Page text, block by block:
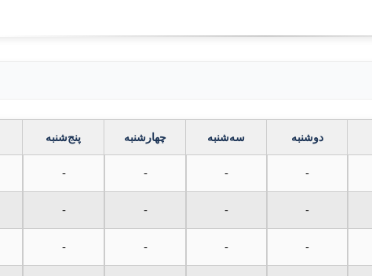
دوشنبه سه‌شنبه چهارشنبه پنج‌شنبه
-
-
-
-
-
-
-
-
-
-
-
-